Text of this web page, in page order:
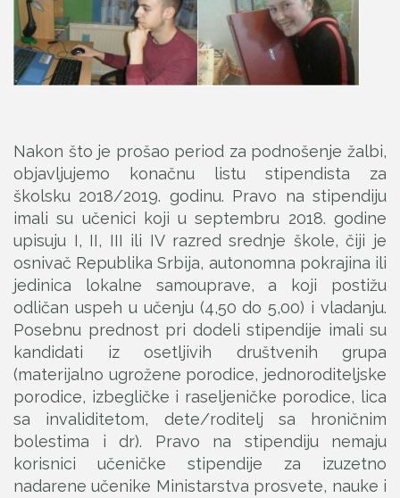
Nakon što je prošao period za podnošenje žalbi,
objavljujemo konačnu listu stipendista za
školsku 2018/2019. godinu. Pravo na stipendiju
imali su učenici koji u septembru 2018. godine
upisuju I, II, III ili IV razred srednje škole, čiji je
osnivač Republika Srbija, autonomna pokrajina ili
jedinica lokalne samouprave, a koji postižu
odličan uspeh u učenju (4,50 do 5,00) i vladanju.
Posebnu prednost pri dodeli stipendije imali su
kandidati iz osetljivih društvenih grupa
(materijalno ugrožene porodice, jednoroditeljske
porodice, izbegličke i raseljeničke porodice, lica
sa invaliditetom, dete/roditelj sa hroničnim
bolestima i dr). Pravo na stipendiju nemaju
korisnici učeničke stipendije za izuzetno
nadarene učenike Ministarstva prosvete, nauke i